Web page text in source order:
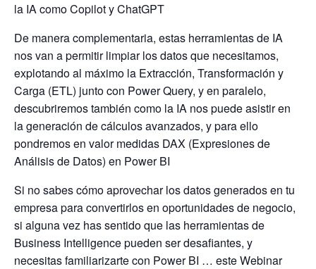
la IA como Copilot y ChatGPT
De manera complementaria, estas herramientas de IA
nos van a permitir limpiar los datos que necesitamos,
explotando al máximo la Extracción, Transformación y
Carga (ETL) junto con Power Query, y en paralelo,
descubriremos también como la IA nos puede asistir en
la generación de cálculos avanzados, y para ello
pondremos en valor medidas DAX (Expresiones de
Análisis de Datos) en Power BI
Si no sabes cómo aprovechar los datos generados en tu
empresa para convertirlos en oportunidades de negocio,
si alguna vez has sentido que las herramientas de
Business Intelligence pueden ser desafiantes, y
necesitas familiarizarte con Power BI … este Webinar